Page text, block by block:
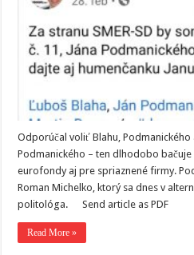
Odporúčal voliť Blahu, Podmanického
Podmanického – ten dlhodobo bačuje
eurofondy aj pre spriaznené firmy.
Roman Michelko, ktorý sa dnes v
politológa. Send article as PDF
Read More »